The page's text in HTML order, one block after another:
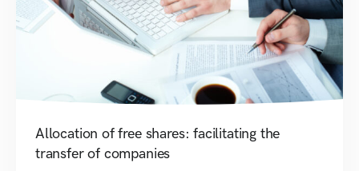
Allocation of free shares: facilitating the
transfer of companies